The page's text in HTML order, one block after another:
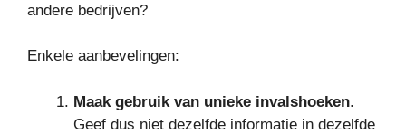
andere bedrijven?
Enkele aanbevelingen:
Maak gebruik van unieke invalshoeken.
Geef dus niet dezelfde informatie in dezelfde